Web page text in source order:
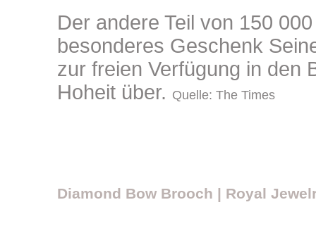
Der andere Teil von 150
besonderes Geschenk
zur freien Verfügung in den
Hoheit über. Quelle: The Times
Diamond Bow Brooch | Royal